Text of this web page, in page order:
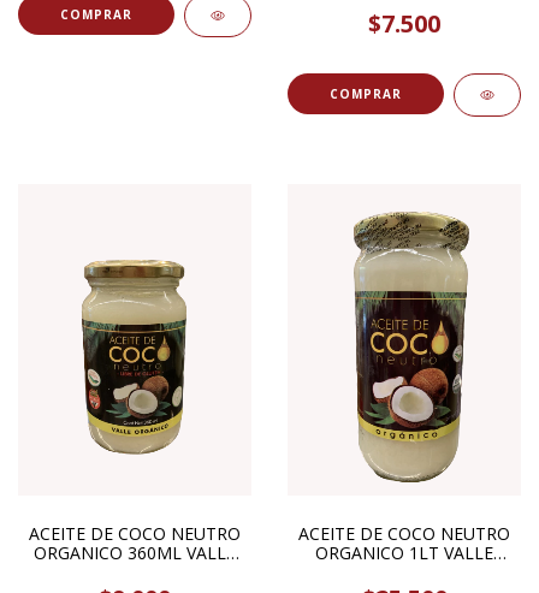
$7.500
ACEITE DE COCO NEUTRO
ORGANICO 360ML VALLE
ACEITE DE COCO NEUTRO
ORGANICO 1LT VALLE